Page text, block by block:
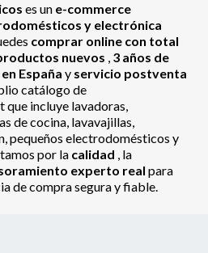
es un e-commerce
y electrónica
comprar online con total
nuevos , 3 años de
España y servicio postventa
catálogo de
incluye lavadoras,
de cocina, lavavajillas,
pequeños electrodomésticos y
por la calidad , la
experto real para
de compra segura y fiable.